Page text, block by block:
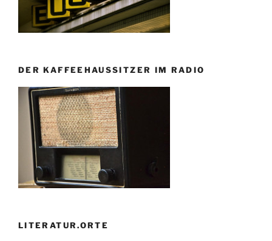
DER KAFFEEHAUSSITZER IM RADIO
LITERATUR.ORTE